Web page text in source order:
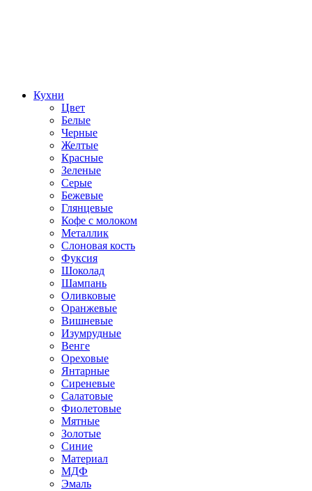
Кухни
Цвет
Белые
Черные
Желтые
Красные
Зеленые
Серые
Бежевые
Глянцевые
Кофе с молоком
Металлик
Слоновая кость
Фуксия
Шоколад
Шампань
Оливковые
Оранжевые
Вишневые
Изумрудные
Венге
Ореховые
Янтарные
Сиреневые
Салатовые
Фиолетовые
Мятные
Золотые
Синие
Материал
МДФ
Эмаль